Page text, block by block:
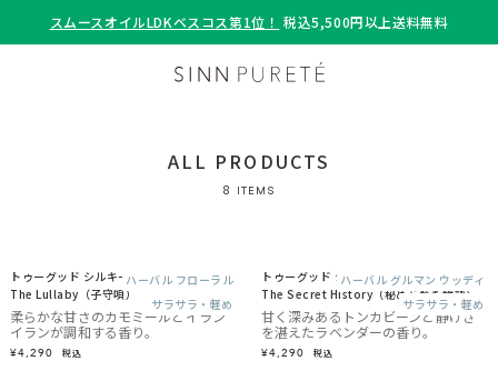
スムースオイルLDKベスコス第1位！ 税込5,500円以上送料無料
ALL PRODUCTS
8 ITEMS
ハーバル フローラル
サラサラ・軽め
トゥーグッド シルキースムースオイル /
The Lullaby（子守唄）
柔らかな甘さのカモミールとイラン
イランが調和する香り。
¥4,290 税込
ハーバル グルマン ウッディ
サラサラ・軽め
トゥーグッド シルキースムースオイル /
The Secret History（秘められた物語）
甘く深みあるトンカビーンと静けさ
を湛えたラベンダーの香り。
¥4,290 税込